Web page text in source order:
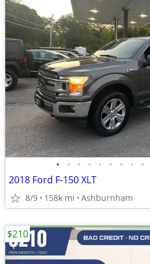
• • • • • • • • •
2018 Ford F-150 XLT
8/9 158k mi Ashburnham
$210